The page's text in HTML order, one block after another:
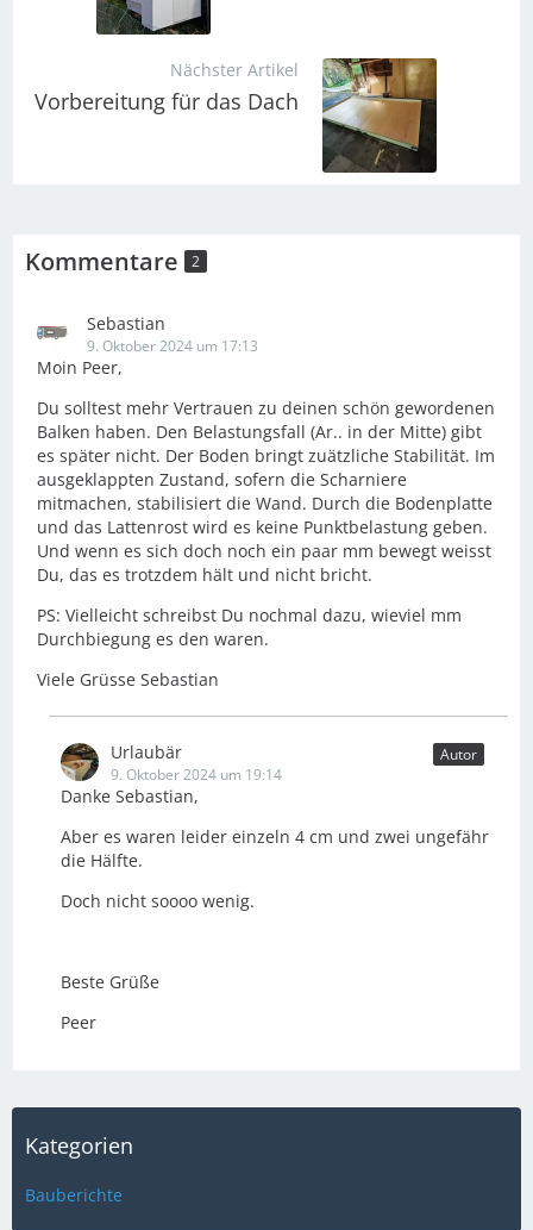
Nächster Artikel
Vorbereitung für das Dach
Kommentare 2
Sebastian
9. Oktober 2024 um 17:13
Moin Peer,
Du solltest mehr Vertrauen zu deinen schön gewordenen
Balken haben. Den Belastungsfall (Ar.. in der Mitte) gibt
es später nicht. Der Boden bringt zuätzliche Stabilität. Im
ausgeklappten Zustand, sofern die Scharniere
mitmachen, stabilisiert die Wand. Durch die Bodenplatte
und das Lattenrost wird es keine Punktbelastung geben.
Und wenn es sich doch noch ein paar mm bewegt weisst
Du, das es trotzdem hält und nicht bricht.
PS: Vielleicht schreibst Du nochmal dazu, wieviel mm
Durchbiegung es den waren.
Viele Grüsse Sebastian
Urlaubär
9. Oktober 2024 um 19:14
Autor
Danke Sebastian,
Aber es waren leider einzeln 4 cm und zwei ungefähr
die Hälfte.
Doch nicht soooo wenig.
Beste Grüße
Peer
Kategorien
Bauberichte